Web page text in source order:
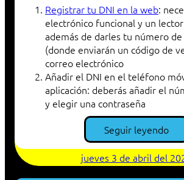
Registrar tu DNI en la web:
electrónico funcional y un
además de darles tu número
(donde enviarán un código de
correo electrónico
Añadir el DNI en el teléfono
aplicación: deberás añadir el
y elegir una contraseña
Seguir leyendo
jueves 3 de abril del